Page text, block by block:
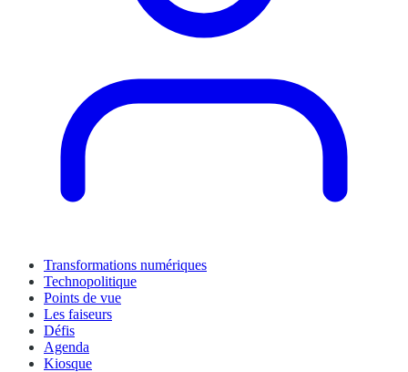
Transformations numériques
Technopolitique
Points de vue
Les faiseurs
Défis
Agenda
Kiosque